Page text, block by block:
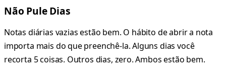
Não Pule Dias
Notas diárias vazias estão bem. O hábito de abrir a nota
importa mais do que preenchê-la. Alguns dias você
recorta 5 coisas. Outros dias, zero. Ambos estão bem.